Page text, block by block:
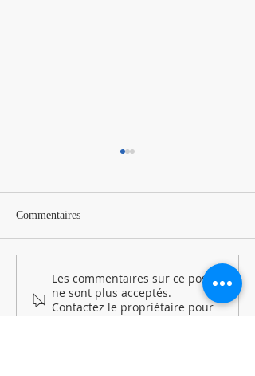
Programme vacances de
Noël
Commentaires
Les commentaires sur ce post
ne sont plus acceptés.
Contactez le propriétaire pour